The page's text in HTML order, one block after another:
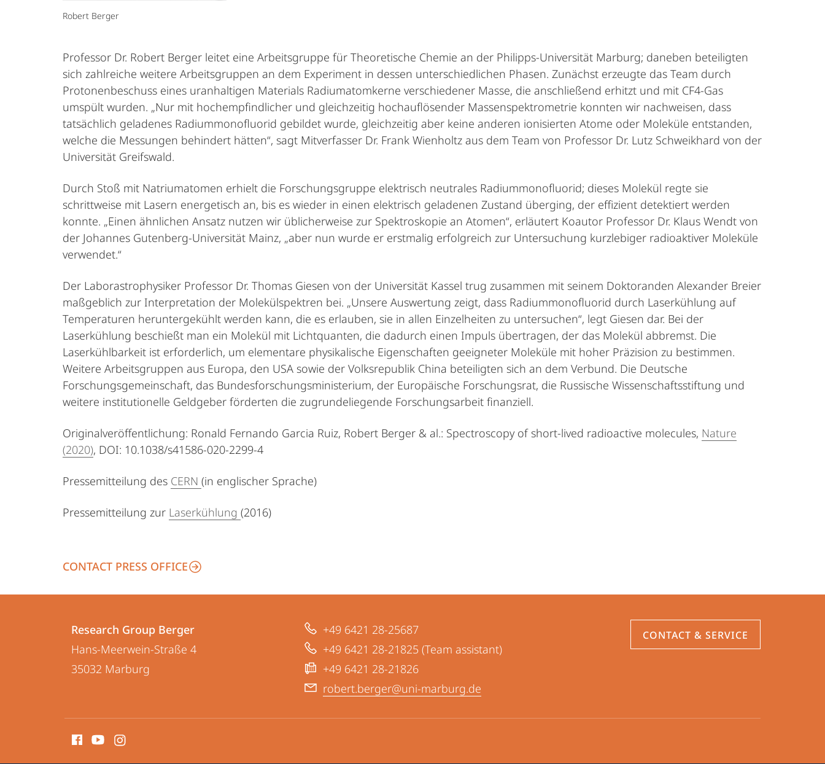
Robert Berger
Professor Dr. Robert Berger leitet eine Arbeitsgruppe für Theoretische Chemie an der Philipps-Universität Marburg; daneben beteiligten
sich zahlreiche weitere Arbeitsgruppen an dem Experiment in dessen unterschiedlichen Phasen. Zunächst erzeugte das Team durch
Protonenbeschuss eines uranhaltigen Materials Radiumatomkerne verschiedener Masse, die anschließend erhitzt und mit CF4-Gas
umspült wurden. „Nur mit hochempfindlicher und gleichzeitig hochauflösender Massenspektrometrie konnten wir nachweisen, dass
tatsächlich geladenes Radiummonofluorid gebildet wurde, gleichzeitig aber keine anderen ionisierten Atome oder Moleküle entstanden,
welche die Messungen behindert hätten“, sagt Mitverfasser Dr. Frank Wienholtz aus dem Team von Professor Dr. Lutz Schweikhard von der
Universität Greifswald.
Durch Stoß mit Natriumatomen erhielt die Forschungsgruppe elektrisch neutrales Radiummonofluorid; dieses Molekül regte sie
schrittweise mit Lasern energetisch an, bis es wieder in einen elektrisch geladenen Zustand überging, der effizient detektiert werden
konnte. „Einen ähnlichen Ansatz nutzen wir üblicherweise zur Spektroskopie an Atomen“, erläutert Koautor Professor Dr. Klaus Wendt von
der Johannes Gutenberg-Universität Mainz, „aber nun wurde er erstmalig erfolgreich zur Untersuchung kurzlebiger radioaktiver Moleküle
verwendet.“
Der Laborastrophysiker Professor Dr. Thomas Giesen von der Universität Kassel trug zusammen mit seinem Doktoranden Alexander Breier
maßgeblich zur Interpretation der Molekülspektren bei. „Unsere Auswertung zeigt, dass Radiummonofluorid durch Laserkühlung auf
Temperaturen heruntergekühlt werden kann, die es erlauben, sie in allen Einzelheiten zu untersuchen“, legt Giesen dar. Bei der
Laserkühlung beschießt man ein Molekül mit Lichtquanten, die dadurch einen Impuls übertragen, der das Molekül abbremst. Die
Laserkühlbarkeit ist erforderlich, um elementare physikalische Eigenschaften geeigneter Moleküle mit hoher Präzision zu bestimmen.
Weitere Arbeitsgruppen aus Europa, den USA sowie der Volksrepublik China beteiligten sich an dem Verbund. Die Deutsche
Forschungsgemeinschaft, das Bundesforschungsministerium, der Europäische Forschungsrat, die Russische Wissenschaftsstiftung und
weitere institutionelle Geldgeber förderten die zugrundeliegende Forschungsarbeit finanziell.
Originalveröffentlichung: Ronald Fernando Garcia Ruiz, Robert Berger & al.: Spectroscopy of short-lived radioactive molecules, Nature
(2020), DOI: 10.1038/s41586-020-2299-4
Pressemitteilung des CERN (in englischer Sprache)
Pressemitteilung zur Laserkühlung (2016)
CONTACT PRESS OFFICE
Contact
details
Research
Group
Research Group Berger
Hans-Meerwein-Straße 4
35032 Marburg
+49 6421 28-25687
+49 6421 28-21825 (Team assistant)
+49 6421 28-21826
robert.berger@uni-marburg.de
CONTACT & SERVICE
media